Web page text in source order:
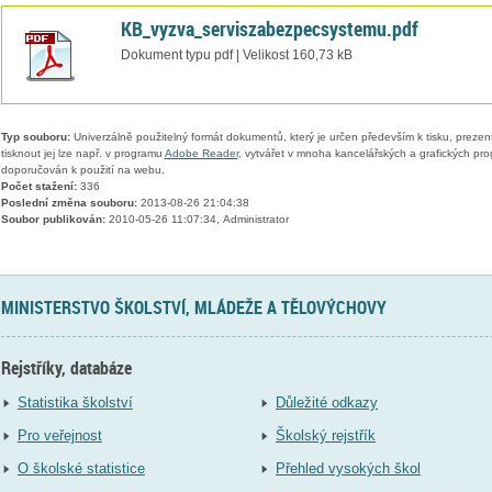
KB_vyzva_serviszabezpecsystemu.pdf
Dokument typu pdf | Velikost 160,73 kB
Typ souboru:Univerzálně použitelný formát dokumentů, který je určen především k tisku,
tisknout jej lze např. v programu Adobe Reader, vytvářet v mnoha kancelářských a grafických
doporučován k použití na webu.
Počet stažení:336
Poslední změna souboru:2013-08-26 21:04:38
Soubor publikován:2010-05-26 11:07:34, Administrator
MINISTERSTVO ŠKOLSTVÍ, MLÁDEŽE A TĚLOVÝCHOVY
Rejstříky, databáze
Statistika školství
Pro veřejnost
O školské statistice
Důležité odkazy
Školský rejstřík
Přehled vysokých škol